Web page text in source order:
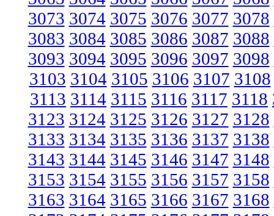
3073 3074 3075 3076 3077 3078
3083 3084 3085 3086 3087 3088
3093 3094 3095 3096 3097 3098
3103 3104 3105 3106 3107 3108
3113 3114 3115 3116 3117 3118
3123 3124 3125 3126 3127 3128
3133 3134 3135 3136 3137 3138
3143 3144 3145 3146 3147 3148
3153 3154 3155 3156 3157 3158
3163 3164 3165 3166 3167 3168